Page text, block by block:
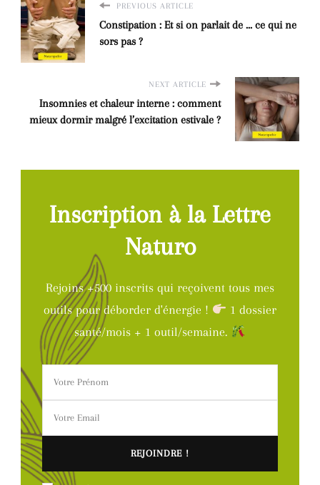
PREVIOUS ARTICLE
Constipation : Et si on parlait de ... ce qui ne
sors pas ?
NEXT ARTICLE
Insomnies et chaleur interne : comment
mieux dormir malgré l’excitation estivale ?
Inscription à la Lettre
Naturo
Rejoins +500 inscrits qui reçoivent tous mes
outils pour déborder d'énergie !
1 dossier
santé/mois + 1 outil/semaine.